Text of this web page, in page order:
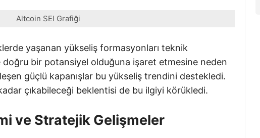
Altcoin SEI Grafiği
yaşanan yükseliş formasyonları teknik
bir potansiyel olduğuna işaret etmesine neden
güçlü kapanışlar bu yükseliş trendini destekledi.
çıkabileceği beklentisi de bu ilgiyi körükledi.
ve Stratejik Gelişmeler